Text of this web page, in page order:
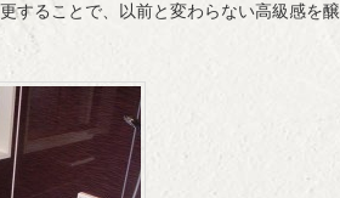
することで、以前と変わらない高級感を醸